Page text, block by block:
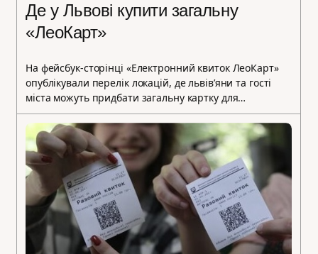
Де у Львові купити загальну
«ЛеоКарт»
На фейсбук-сторінці «Електронний квиток ЛеоКарт»
опублікували перелік локацій, де львівʼяни та гості
міста можуть придбати загальну картку для…